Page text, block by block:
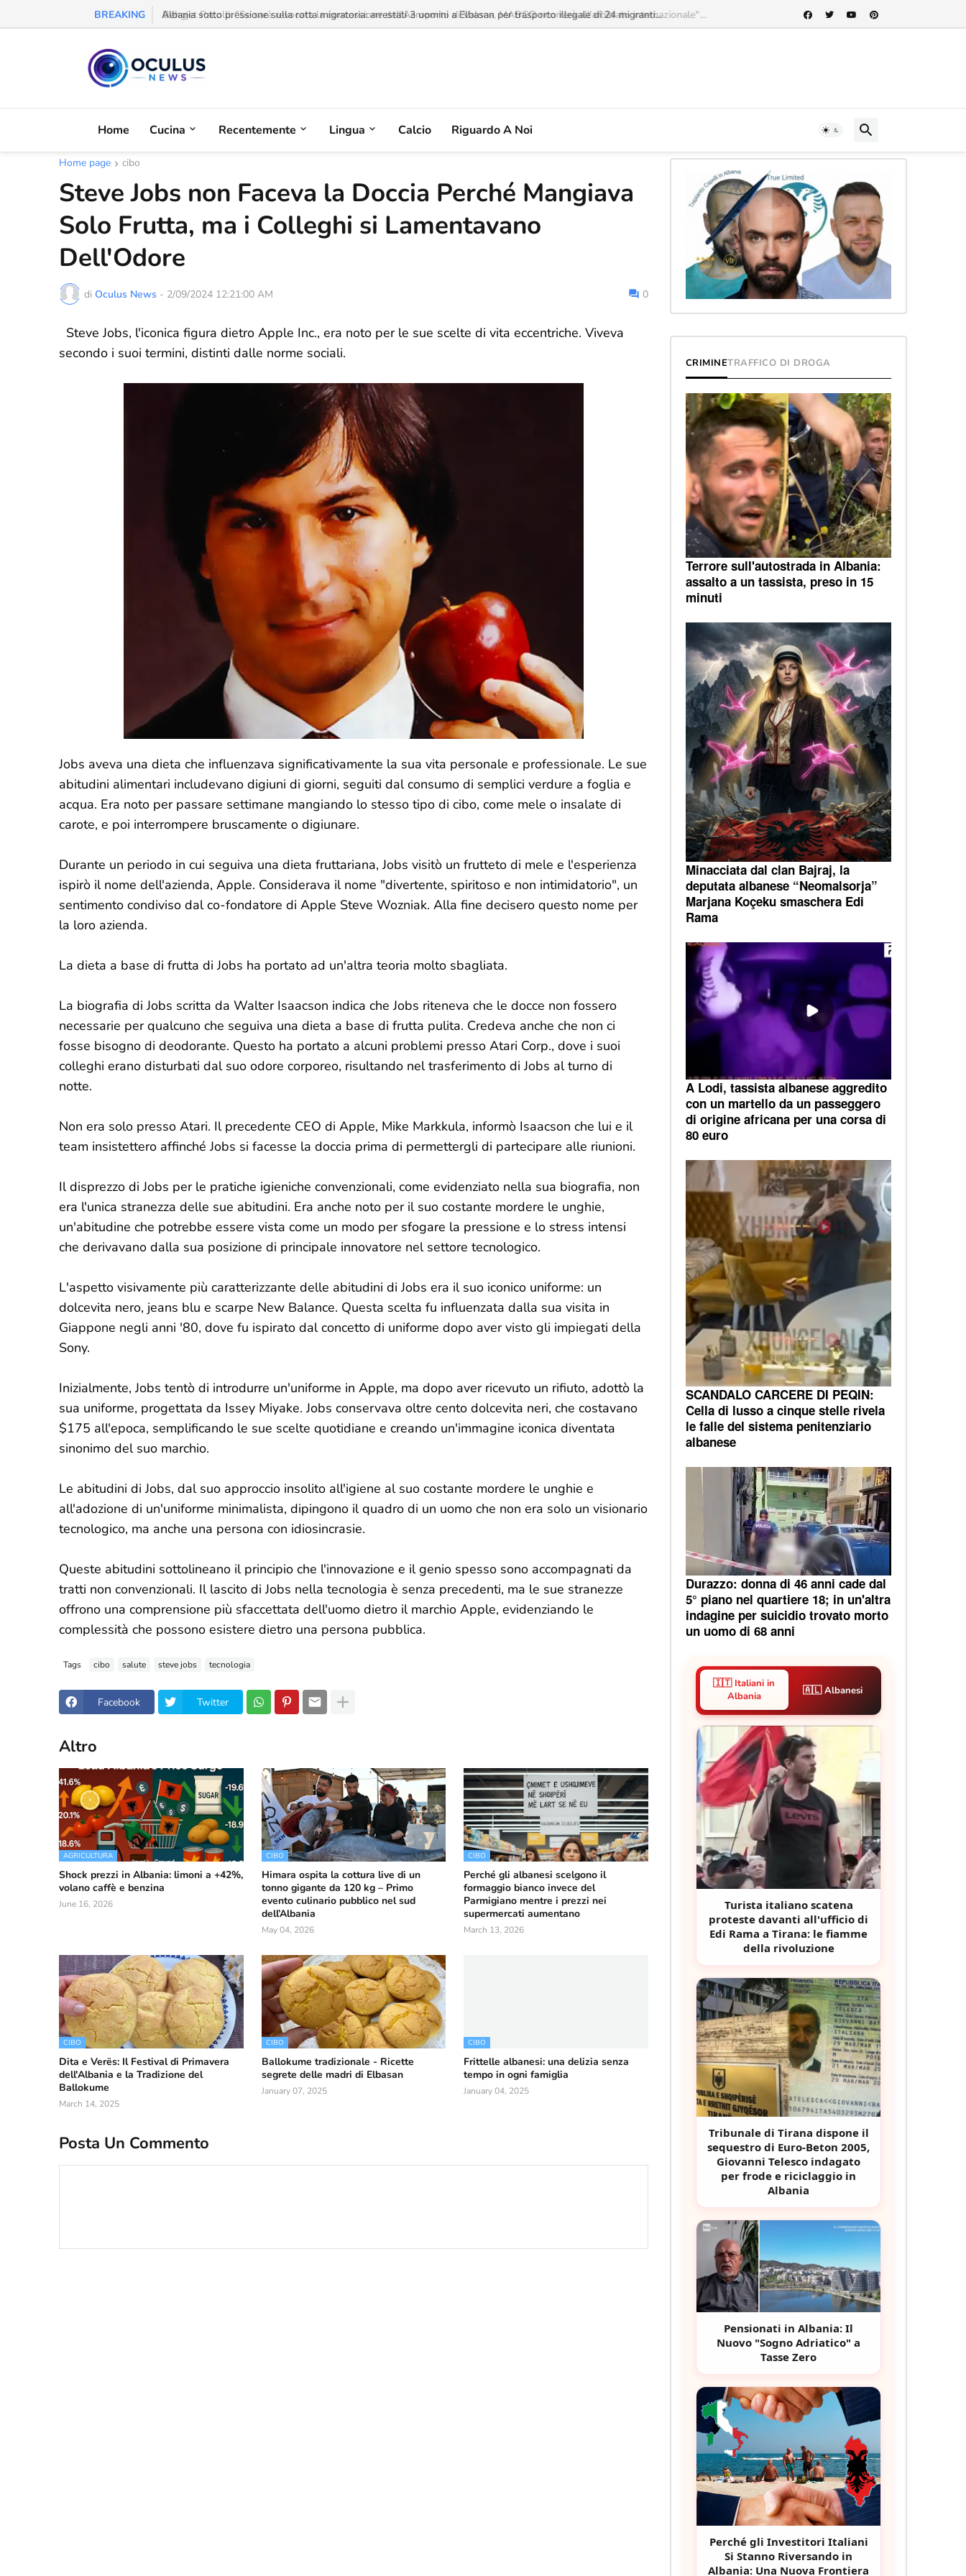
BREAKING Behgjet Pacolli: "Se sarà revocata la concessione dell'Aeroporto di Valona, MABCO ricorrerà all'arbitrato internazionale"...
Home Cucina Recentemente Lingua Calcio Riguardo A Noi
Home page cibo
Steve Jobs non Faceva la Doccia Perché Mangiava
Solo Frutta, ma i Colleghi si Lamentavano
Dell'Odore
di Oculus News - 2/09/2024 12:21:00 AM 0
Steve Jobs, l'iconica figura dietro Apple Inc., era noto per le sue scelte di vita eccentriche. Viveva
secondo i suoi termini, distinti dalle norme sociali.
Jobs aveva una dieta che influenzava significativamente la sua vita personale e professionale. Le sue
abitudini alimentari includevano digiuni di giorni, seguiti dal consumo di semplici verdure a foglia e
acqua. Era noto per passare settimane mangiando lo stesso tipo di cibo, come mele o insalate di
carote, e poi interrompere bruscamente o digiunare.
Durante un periodo in cui seguiva una dieta fruttariana, Jobs visitò un frutteto di mele e l'esperienza
ispirò il nome dell'azienda, Apple. Considerava il nome "divertente, spiritoso e non intimidatorio", un
sentimento condiviso dal co-fondatore di Apple Steve Wozniak. Alla fine decisero questo nome per
la loro azienda.
La dieta a base di frutta di Jobs ha portato ad un'altra teoria molto sbagliata.
La biografia di Jobs scritta da Walter Isaacson indica che Jobs riteneva che le docce non fossero
necessarie per qualcuno che seguiva una dieta a base di frutta pulita. Credeva anche che non ci
fosse bisogno di deodorante. Questo ha portato a alcuni problemi presso Atari Corp., dove i suoi
colleghi erano disturbati dal suo odore corporeo, risultando nel trasferimento di Jobs al turno di
notte.
Non era solo presso Atari. Il precedente CEO di Apple, Mike Markkula, informò Isaacson che lui e il
team insistettero affinché Jobs si facesse la doccia prima di permettergli di partecipare alle riunioni.
Il disprezzo di Jobs per le pratiche igieniche convenzionali, come evidenziato nella sua biografia, non
era l'unica stranezza delle sue abitudini. Era anche noto per il suo costante mordere le unghie,
un'abitudine che potrebbe essere vista come un modo per sfogare la pressione e lo stress intensi
che derivavano dalla sua posizione di principale innovatore nel settore tecnologico.
L'aspetto visivamente più caratterizzante delle abitudini di Jobs era il suo iconico uniforme: un
dolcevita nero, jeans blu e scarpe New Balance. Questa scelta fu influenzata dalla sua visita in
Giappone negli anni '80, dove fu ispirato dal concetto di uniforme dopo aver visto gli impiegati della
Sony.
Inizialmente, Jobs tentò di introdurre un'uniforme in Apple, ma dopo aver ricevuto un rifiuto, adottò la
sua uniforme, progettata da Issey Miyake. Jobs conservava oltre cento dolcevita neri, che costavano
$175 all'epoca, semplificando le sue scelte quotidiane e creando un'immagine iconica diventata
sinonimo del suo marchio.
Le abitudini di Jobs, dal suo approccio insolito all'igiene al suo costante mordere le unghie e
all'adozione di un'uniforme minimalista, dipingono il quadro di un uomo che non era solo un visionario
tecnologico, ma anche una persona con idiosincrasie.
Queste abitudini sottolineano il principio che l'innovazione e il genio spesso sono accompagnati da
tratti non convenzionali. Il lascito di Jobs nella tecnologia è senza precedenti, ma le sue stranezze
offrono una comprensione più sfaccettata dell'uomo dietro il marchio Apple, evidenziando le
complessità che possono esistere dietro una persona pubblica.
Tags cibo salute steve jobs tecnologia
Facebook Twitter
Altro
AGRICULTURA
Shock prezzi in Albania: limoni a +42%,
volano caffè e benzina
June 16, 2026
CIBO
Himara ospita la cottura live di un
tonno gigante da 120 kg – Primo
evento culinario pubblico nel sud
dell’Albania
May 04, 2026
CIBO
Perché gli albanesi scelgono il
formaggio bianco invece del
Parmigiano mentre i prezzi nei
supermercati aumentano
March 13, 2026
CIBO
Dita e Verës: Il Festival di Primavera
dell'Albania e la Tradizione del
Ballokume
March 14, 2025
CIBO
Ballokume tradizionale - Ricette
segrete delle madri di Elbasan
January 07, 2025
CIBO
Frittelle albanesi: una delizia senza
tempo in ogni famiglia
January 04, 2025
Posta Un Commento
CRIMINETRAFFICO DI DROGA
Terrore sull'autostrada in Albania:
assalto a un tassista, preso in 15
minuti
Minacciata dal clan Bajraj, la
deputata albanese “Neomalsorja”
Marjana Koçeku smaschera Edi
Rama
A Lodi, tassista albanese aggredito
con un martello da un passeggero
di origine africana per una corsa di
80 euro
SCANDALO CARCERE DI PEQIN:
Cella di lusso a cinque stelle rivela
le falle del sistema penitenziario
albanese
Durazzo: donna di 46 anni cade dal
5° piano nel quartiere 18; in un'altra
indagine per suicidio trovato morto
un uomo di 68 anni
🇮🇹 Italiani in
Albania
🇦🇱 Albanesi
Turista italiano scatena
proteste davanti all'ufficio di
Edi Rama a Tirana: le fiamme
della rivoluzione
Tribunale di Tirana dispone il
sequestro di Euro-Beton 2005,
Giovanni Telesco indagato
per frode e riciclaggio in
Albania
Pensionati in Albania: Il
Nuovo "Sogno Adriatico" a
Tasse Zero
Perché gli Investitori Italiani
Si Stanno Riversando in
Albania: Una Nuova Frontiera